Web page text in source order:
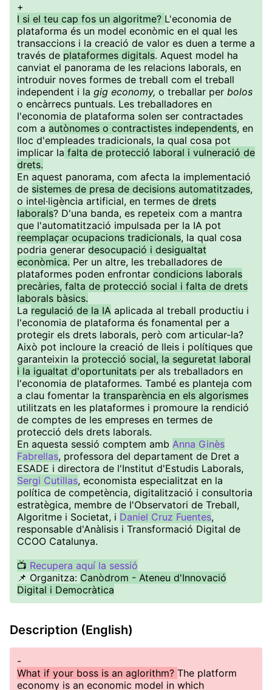
+
I si el teu cap fos un algoritme? L'economia de
plataforma és un model econòmic en el qual les
transaccions i la creació de valor es duen a terme a
través de plataformes digitals. Aquest model ha
canviat el panorama de les relacions laborals, en
introduir noves formes de treball com el treball
independent i la gig economy, o treballar per bolos
o encàrrecs puntuals. Les treballadores en
l'economia de plataforma solen ser contractades
com a autònomes o contractistes independents, en
lloc d'empleades tradicionals, la qual cosa pot
implicar la falta de protecció laboral i vulneració de
drets.
En aquest panorama, com afecta la implementació
de sistemes de presa de decisions automatitzades,
o intel·ligència artificial, en termes de drets
laborals? D'una banda, es repeteix com a mantra
que l'automatització impulsada per la IA pot
reemplaçar ocupacions tradicionals, la qual cosa
podria generar desocupació i desigualtat
econòmica. Per un altre, les treballadores de
plataformes poden enfrontar condicions laborals
precàries, falta de protecció social i falta de drets
laborals bàsics.
La regulació de la IA aplicada al treball productiu i
l'economia de plataforma és fonamental per a
protegir els drets laborals, però com articular-la?
Això pot incloure la creació de lleis i polítiques que
garanteixin la protecció social, la seguretat laboral
i la igualtat d'oportunitats per als treballadors en
l'economia de plataformes. També es planteja com
a clau fomentar la transparència en els algorismes
utilitzats en les plataformes i promoure la rendició
de comptes de les empreses en termes de
protecció dels drets laborals.
En aquesta sessió comptem amb Anna Ginès
Fabrellas, professora del departament de Dret a
ESADE i directora de l'Institut d'Estudis Laborals,
Sergi Cutillas, economista especialitzat en la
política de competència, digitalització i consultoria
estratègica, membre de l'Observatori de Treball,
Algoritme i Societat, i Daniel Cruz Fuentes,
responsable d'Anàlisis i Transformació Digital de
CCOO Catalunya.
📺 Recupera aquí la sessió
📌 Organitza: Canòdrom - Ateneu d'Innovació
Digital i Democràtica
Description (English)
-
What if your boss is an aglorithm? The platform
economy is an economic model in which